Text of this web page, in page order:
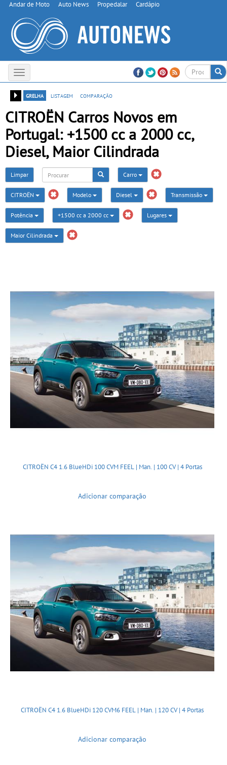
Andar de Moto Auto News Propedalar Cardápio
Toggle
navigation
grelha
listagem comparação
CITROËN Carros Novos em
Portugal: +1500 cc a 2000 cc,
Diesel, Maior Cilindrada
Limpar Carro
CITROËN Modelo Diesel Transmissão
Potência +1500 cc a 2000 cc Lugares
Maior Cilindrada
CITROËN C4 1.6 BlueHDi 100 CVM FEEL | Man. | 100 CV | 4 Portas
Adicionar comparação
CITROËN C4 1.6 BlueHDi 120 CVM6 FEEL | Man. | 120 CV | 4 Portas
Adicionar comparação